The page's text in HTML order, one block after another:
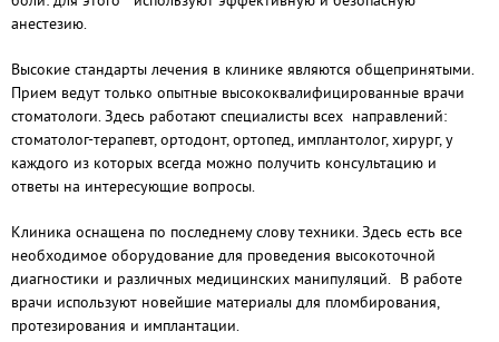
анестезию.
Высокие стандарты лечения в клинике являются общепринятыми.
Прием ведут только опытные высококвалифицированные врачи
стоматологи. Здесь работают специалисты всех направлений:
стоматолог-терапевт, ортодонт, ортопед, имплантолог, хирург, у
каждого из которых всегда можно получить консультацию и
ответы на интересующие вопросы.
Клиника оснащена по последнему слову техники. Здесь есть все
необходимое оборудование для проведения высокоточной
диагностики и различных медицинских манипуляций. В работе
врачи используют новейшие материалы для пломбирования,
протезирования и имплантации.